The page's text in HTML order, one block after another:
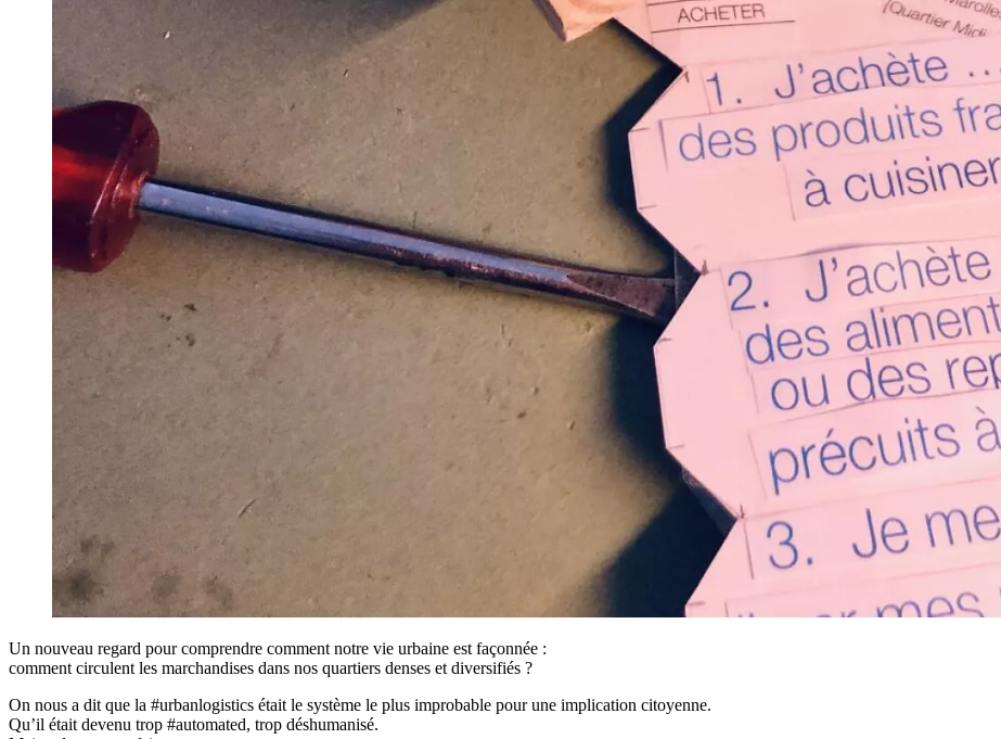
Un nouveau regard pour comprendre comment notre vie urbaine est façonnée :
comment circulent les marchandises dans nos quartiers denses et diversifiés ?
On nous a dit que la #urbanlogistics était le système le plus improbable pour une implication citoyenne.
Qu’il était devenu trop #automated, trop déshumanisé.